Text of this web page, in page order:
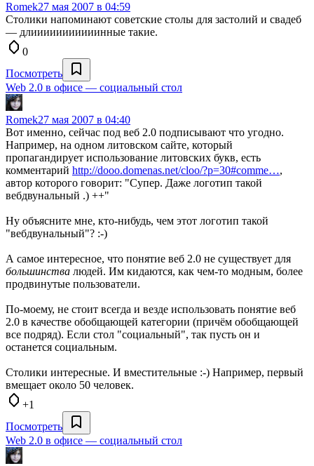
Romek27 мая 2007 в 04:59
Столики напоминают советские столы для застолий и свадеб
— длииииииииииинные такие.
0
Посмотреть
Web 2.0 в офисе — социальный стол
Romek27 мая 2007 в 04:40
Вот именно, сейчас под веб 2.0 подписывают что угодно.
Например, на одном литовском сайте, который
пропагандирует использование литовских букв, есть
комментарий http://dooo.domenas.net/cloo/?p=30#comme…,
автор которого говорит: "Супер. Даже логотип такой
вебдвунальный .) ++"
Ну объясните мне, кто-нибудь, чем этот логотип такой
"вебдвунальный"? :-)
А самое интересное, что понятие веб 2.0 не существует для
большинства людей. Им кидаются, как чем-то модным, более
продвинутые пользователи.
По-моему, не стоит всегда и везде использовать понятие веб
2.0 в качестве обобщающей категории (причём обобщающей
все подряд). Если стол "социальный", так пусть он и
останется социальным.
Столики интересные. И вместительные :-) Например, первый
вмещает около 50 человек.
+1
Посмотреть
Web 2.0 в офисе — социальный стол